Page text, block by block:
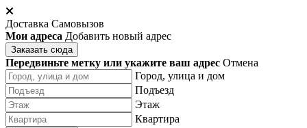
Доставка Самовызов
Мои адреса Добавить новый адрес
Заказать сюда
Передвиньте метку или укажите ваш адрес Отмена
Город, улица и дом
Подъезд
Этаж
Квартира